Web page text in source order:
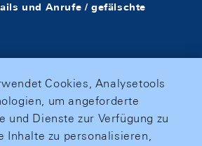
und Anrufe / gefälschte
Cookies, Analysetools
um angeforderte
und Dienste zur Verfügung zu
Inhalte zu personalisieren,